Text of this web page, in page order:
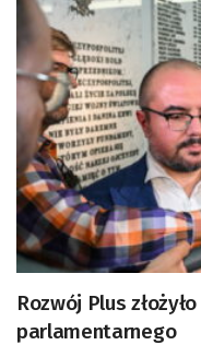
Rozwój Plus
parlamentarnego